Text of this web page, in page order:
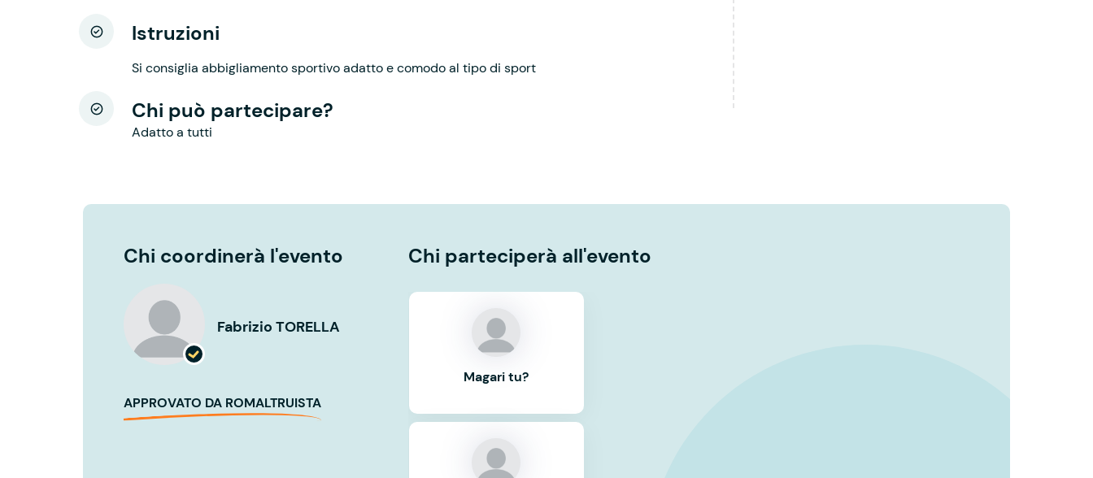
Istruzioni
Si consiglia abbigliamento sportivo adatto e comodo al tipo di sport
Chi può partecipare?
Adatto a tutti
Chi coordinerà l'evento
Fabrizio TORELLA
APPROVATO DA ROMALTRUISTA
Chi parteciperà all'evento
Magari tu?